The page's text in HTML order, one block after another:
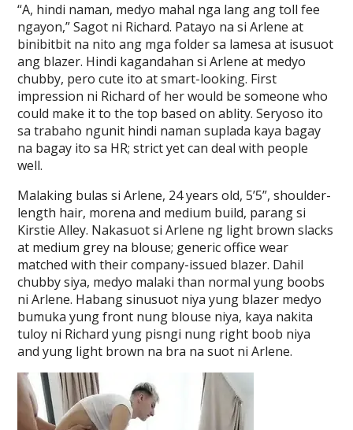
“A, hindi naman, medyo mahal nga lang ang toll fee
ngayon,” Sagot ni Richard. Patayo na si Arlene at
binibitbit na nito ang mga folder sa lamesa at isusuot
ang blazer. Hindi kagandahan si Arlene at medyo
chubby, pero cute ito at smart-looking. First
impression ni Richard of her would be someone who
could make it to the top based on ablity. Seryoso ito
sa trabaho ngunit hindi naman suplada kaya bagay
na bagay ito sa HR; strict yet can deal with people
well.
Malaking bulas si Arlene, 24 years old, 5’5”, shoulder-
length hair, morena and medium build, parang si
Kirstie Alley. Nakasuot si Arlene ng light brown slacks
at medium grey na blouse; generic office wear
matched with their company-issued blazer. Dahil
chubby siya, medyo malaki than normal yung boobs
ni Arlene. Habang sinusuot niya yung blazer medyo
bumuka yung front nung blouse niya, kaya nakita
tuloy ni Richard yung pisngi nung right boob niya
and yung light brown na bra na suot ni Arlene.